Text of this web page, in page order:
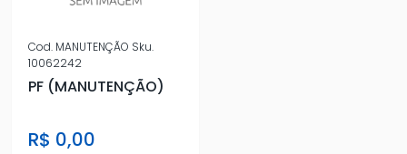
Cod. MANUTENÇÃO Sku.
10062242
PF (MANUTENÇÃO)
R$ 0,00